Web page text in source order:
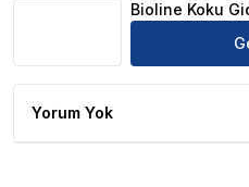
Bioline Koku
Yorum Yok